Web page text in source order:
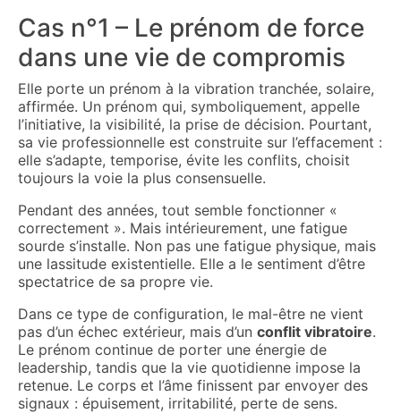
Cas n°1 – Le prénom de force
dans une vie de compromis
Elle porte un prénom à la vibration tranchée, solaire,
affirmée. Un prénom qui, symboliquement, appelle
l’initiative, la visibilité, la prise de décision. Pourtant,
sa vie professionnelle est construite sur l’effacement :
elle s’adapte, temporise, évite les conflits, choisit
toujours la voie la plus consensuelle.
Pendant des années, tout semble fonctionner «
correctement ». Mais intérieurement, une fatigue
sourde s’installe. Non pas une fatigue physique, mais
une lassitude existentielle. Elle a le sentiment d’être
spectatrice de sa propre vie.
Dans ce type de configuration, le mal-être ne vient
pas d’un échec extérieur, mais d’un conflit vibratoire.
Le prénom continue de porter une énergie de
leadership, tandis que la vie quotidienne impose la
retenue. Le corps et l’âme finissent par envoyer des
signaux : épuisement, irritabilité, perte de sens.